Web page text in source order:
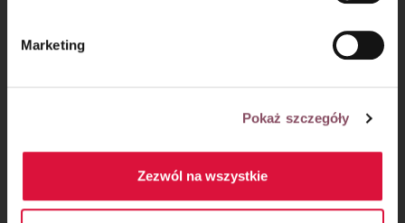
Marketing
Pokaż szczegóły
Zezwól na wszystkie